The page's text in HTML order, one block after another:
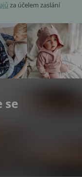
za účelem zaslání
se